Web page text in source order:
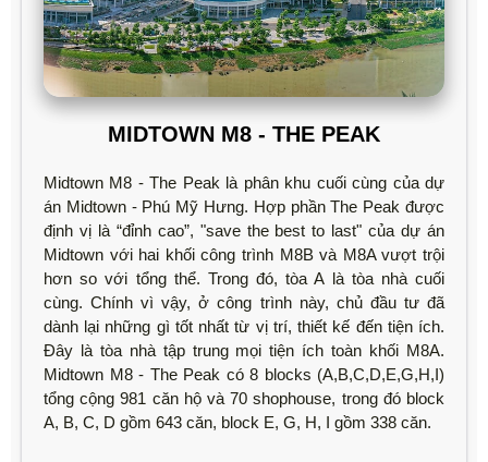
MIDTOWN M8 - THE PEAK
Midtown M8 - The Peak là phân khu cuối cùng của dự
án Midtown - Phú Mỹ Hưng. Hợp phần The Peak được
định vị là “đỉnh cao”, "save the best to last" của dự án
Midtown với hai khối công trình M8B và M8A vượt trội
hơn so với tổng thể. Trong đó, tòa A là tòa nhà cuối
cùng. Chính vì vậy, ở công trình này, chủ đầu tư đã
dành lại những gì tốt nhất từ vị trí, thiết kế đến tiện ích.
Đây là tòa nhà tập trung mọi tiện ích toàn khối M8A.
Midtown M8 - The Peak có 8 blocks (A,B,C,D,E,G,H,I)
tổng cộng 981 căn hộ và 70 shophouse, trong đó block
A, B, C, D gồm 643 căn, block E, G, H, I gồm 338 căn.